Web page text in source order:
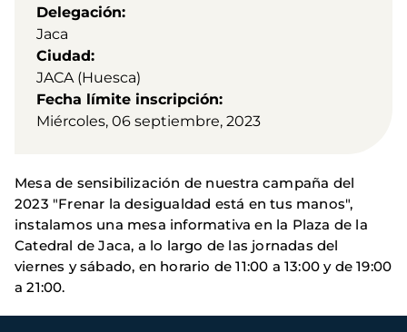
Delegación
Jaca
Ciudad
JACA (Huesca)
Fecha límite inscripción
Miércoles, 06 septiembre, 2023
Mesa de sensibilización de nuestra campaña del
2023 "Frenar la desigualdad está en tus manos",
instalamos una mesa informativa en la Plaza de la
Catedral de Jaca, a lo largo de las jornadas del
viernes y sábado, en horario de 11:00 a 13:00 y de 19:00
a 21:00.